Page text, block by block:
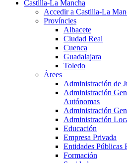
Castilla-La Mancha
Accedir a Castilla-La
Províncies
Albacete
Ciudad Real
Cuenca
Guadalajara
Toledo
Àrees
Administración de
Administración
Autónomas
Administración
Administración
Educación
Empresa Privada
Entidades Públicas
Formación